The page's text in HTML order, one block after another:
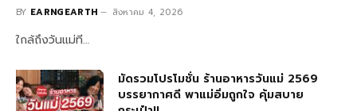
BY EARNGEARTH สิงหาคม 4, 2026
ใกล้ถึงวันแม่ที…
มัดรวมโปรโมชั่น ร้านอาหารวันแม่ 2569
บรรยากาศดี พาแม่อิ่มถูกใจ คุ้มสบาย